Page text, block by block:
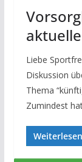
Liebe
Diskussion
Thema
Zumindest
Weiterlesen